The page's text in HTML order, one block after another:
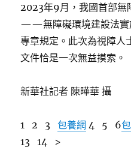
2023年9月，我國首部無
——無障礙環境建設法實
專章規定。此次為視障人
文件恰是一次無益摸索。
新華社記者 陳曄華 攝
1 2 3包養網 4 5 6
13 14 >